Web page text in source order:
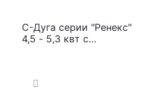
С-Дуга серии "Ренекс"
4,5 - 5,3 квт с